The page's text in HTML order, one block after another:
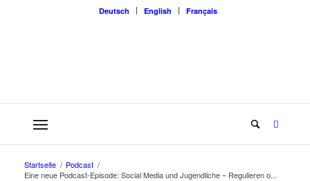
Deutsch English Français
Startseite / Podcast /
Eine neue Podcast-Episode: Social Media und Jugendliche – Regulieren o...